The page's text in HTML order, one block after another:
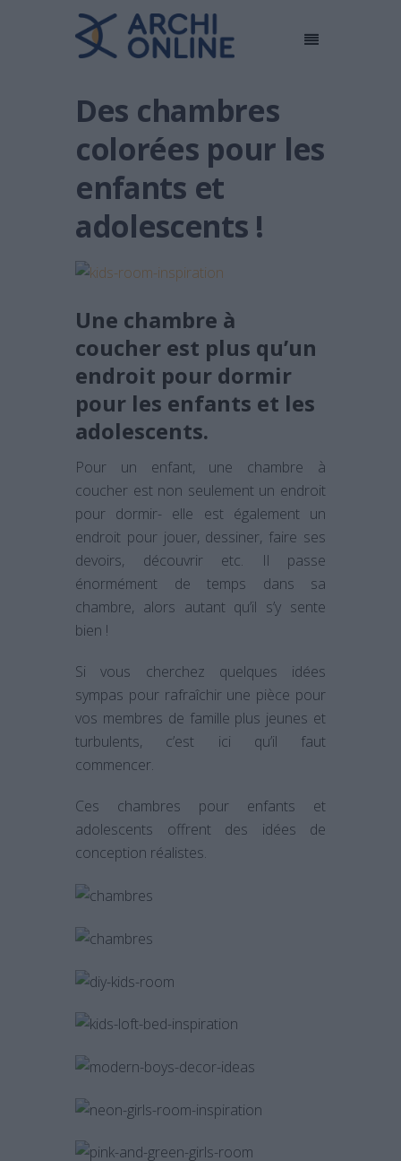
Des chambres
colorées pour les
enfants et
adolescents !
Une chambre à
coucher est plus qu’un
endroit pour dormir
pour les enfants et les
adolescents.
Pour un enfant, une chambre à
coucher est non seulement un endroit
pour dormir- elle est également un
endroit pour jouer, dessiner, faire ses
devoirs, découvrir etc. Il passe
énormément de temps dans sa
chambre, alors autant qu’il s’y sente
bien !
Si vous cherchez quelques idées
sympas pour rafraîchir une pièce pour
vos membres de famille plus jeunes et
turbulents, c’est ici qu’il faut
commencer.
Ces chambres pour enfants et
adolescents offrent des idées de
conception réalistes.